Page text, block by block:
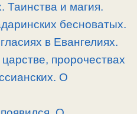
Таинства и магия.
бесноватых.
в Евангелиях.
пророчествах
О